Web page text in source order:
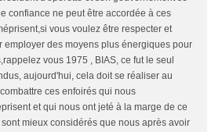
confiance ne peut être accordée à ces
vous voulez être respecter et
employer des moyens plus énergiques pour
vous 1975 , BIAS, ce fut le seul
aujourd'hui, cela doit se réaliser au
ces enfoirés qui nous
et qui nous ont jeté à la marge de ce
mieux considérés que nous après avoir